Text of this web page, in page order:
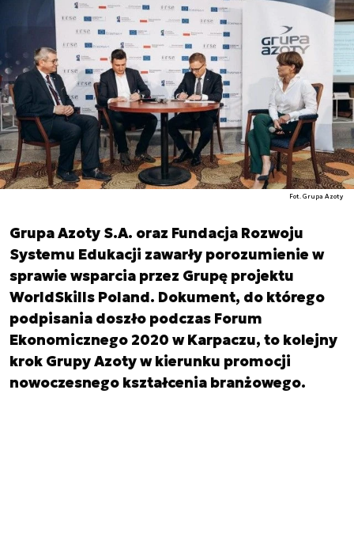
Fot. Grupa Azoty
Grupa Azoty S.A. oraz Fundacja Rozwoju
Systemu Edukacji zawarły porozumienie w
sprawie wsparcia przez Grupę projektu
WorldSkills Poland. Dokument, do którego
podpisania doszło podczas Forum
Ekonomicznego 2020 w Karpaczu, to kolejny
krok Grupy Azoty w kierunku promocji
nowoczesnego kształcenia branżowego.